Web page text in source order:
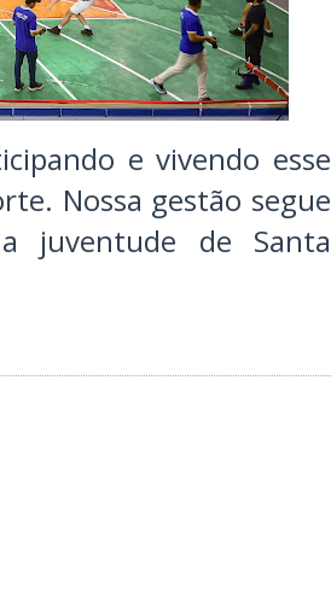
e vivendo esse
Nossa gestão segue
juventude de Santa